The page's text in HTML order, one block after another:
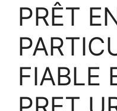
PRÊT
FIABLE